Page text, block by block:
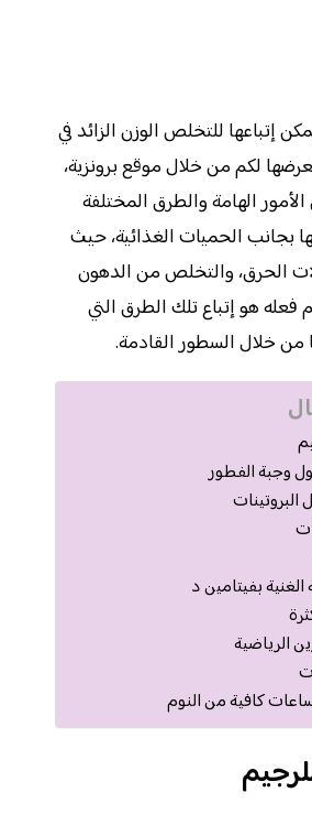
إتباعها للتخلص الوزن الزائد في
لكم من خلال موقع برونزية،
الهامة والطرق المختلفة
بجانب الحميات الغذائية، حيث
الحرق، والتخلص من الدهون
فعله هو إتباع تلك الطرق التي
خلال السطور القادمة.